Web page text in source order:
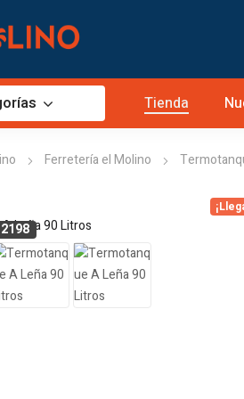
Tienda
Ferretería el Molino